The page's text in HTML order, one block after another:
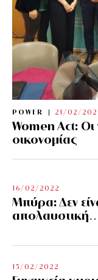
POWER 21/02/
Women Act: Οι
οικονομίας
16/02/2022
Μπύρα: Δεν
15/02/2022